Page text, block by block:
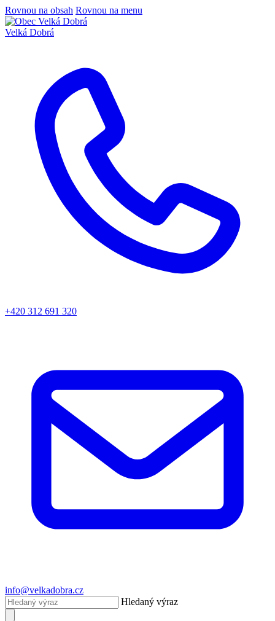
Rovnou na obsah Rovnou na menu
Velká Dobrá
+420 312 691 320
info@velkadobra.cz
Hledaný výraz